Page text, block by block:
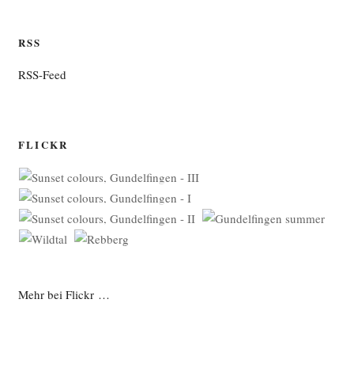
RSS
RSS-Feed
FLICKR
Mehr bei Flickr …